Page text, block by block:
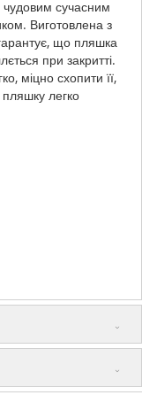
чудовим сучасним
Виготовлена з
що пляшка
при закритті.
міцно схопити її,
пляшку легко